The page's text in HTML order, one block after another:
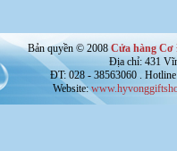
Bản quyền © 2008 Cửa hàng Cơ
Địa chỉ: 431
ĐT: 028 - 38563060 .
Website: